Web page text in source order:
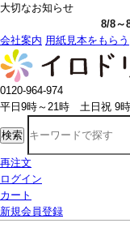
大切なお知らせ
の期間中は、
会社案内 用紙見本をもらう
0120-964-974
平日9時～21時 土日祝 9
検索
再注文
ログイン
カート
新規会員登録